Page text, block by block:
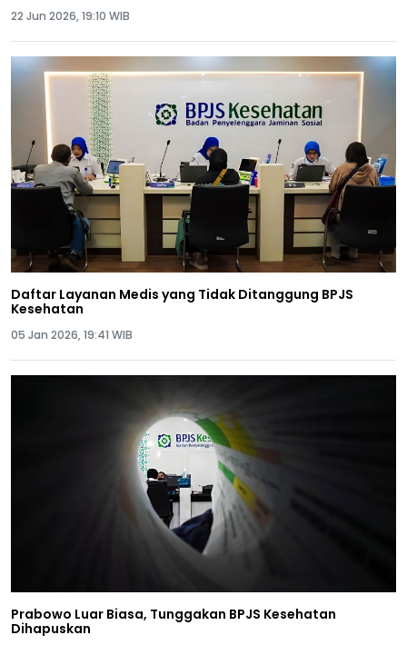
22 Jun 2026, 19:10 WIB
Daftar Layanan Medis yang Tidak Ditanggung BPJS
Kesehatan
05 Jan 2026, 19:41 WIB
Prabowo Luar Biasa, Tunggakan BPJS Kesehatan
Dihapuskan